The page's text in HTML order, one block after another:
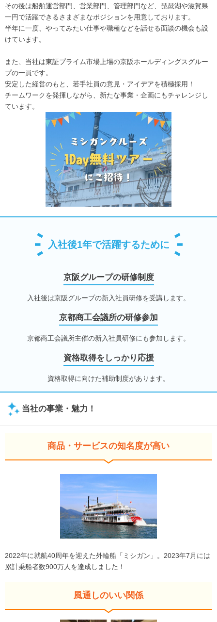
その後は船舶運営部門、営業部門、管理部門など、琵琶湖や滋賀県
一円で活躍できるさまざまなポジションを用意しております。
半年に一度、やってみたい仕事や職種などを話せる面談の機会も設
けています。
また、当社は東証プライム市場上場の京阪ホールディングスグルー
プの一員です。
安定した経営のもと、若手社員の意見・アイデアを積極採用！
チームワークを発揮しながら、新たな事業・企画にもチャレンジし
ています。
入社後1年で活躍するために
京阪グループの研修制度
入社後は京阪グループの新入社員研修を受講します。
京都商工会議所の研修参加
京都商工会議所主催の新入社員研修にも参加します。
資格取得をしっかり応援
資格取得に向けた補助制度があります。
当社の事業・魅力！
商品・サービスの知名度が高い
2022年に就航40周年を迎えた外輪船「ミシガン」。2023年7月には
累計乗船者数900万人を達成しました！
風通しのいい関係